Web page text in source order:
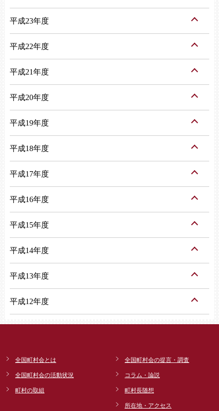
平成23年度
平成22年度
平成21年度
平成20年度
平成19年度
平成18年度
平成17年度
平成16年度
平成15年度
平成14年度
平成13年度
平成12年度
全国町村会とは
全国町村会の活動状況
町村の取組
全国町村会の提言・調査
コラム・論説
町村長随想
所在地・アクセス